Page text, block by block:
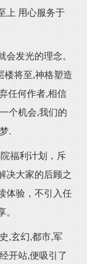
上 用心服务于
会发光的理念。
楼将至,神格塑造
任何作者,相信
个机会,我们的
.
福利计划，斥
决大家的后顾之
体验，不引入任
。
,玄幻,都市,军
开站,便吸引了